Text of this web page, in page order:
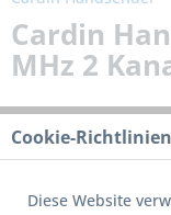
Cardin
MHz 2
Cookie-Richtlinien
Diese Website